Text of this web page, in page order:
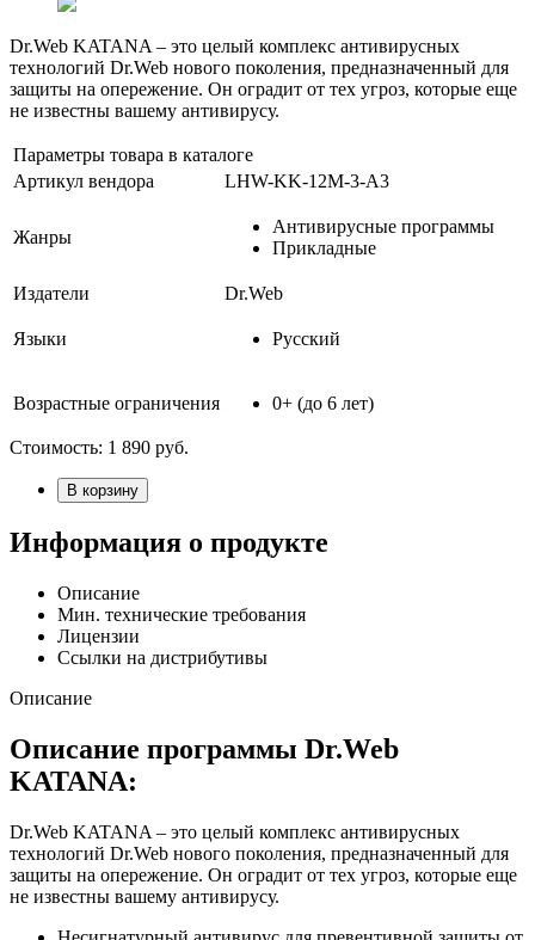
Dr.Web KATANA – это целый комплекс антивирусных
технологий Dr.Web нового поколения, предназначенный для
защиты на опережение. Он оградит от тех угроз, которые еще
не известны вашему антивирусу.
Параметры товара в каталоге
Артикул вендора
LHW-KK-12M-3-A3
Жанры
Антивирусные программы
Прикладные
Издатели Dr.Web
Языки Русский
Возрастные ограничения 0+ (до 6 лет)
Стоимость: 1 890 руб.
В корзину
Информация о продукте
Описание
Мин. технические требования
Лицензии
Ссылки на дистрибутивы
Описание
Описание программы Dr.Web
KATANA:
Dr.Web KATANA – это целый комплекс антивирусных
технологий Dr.Web нового поколения, предназначенный для
защиты на опережение. Он оградит от тех угроз, которые еще
не известны вашему антивирусу.